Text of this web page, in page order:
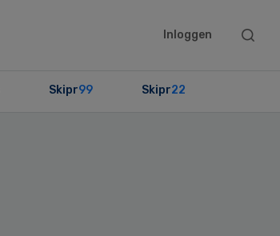
Inloggen
Search
Skipr99 Skipr22